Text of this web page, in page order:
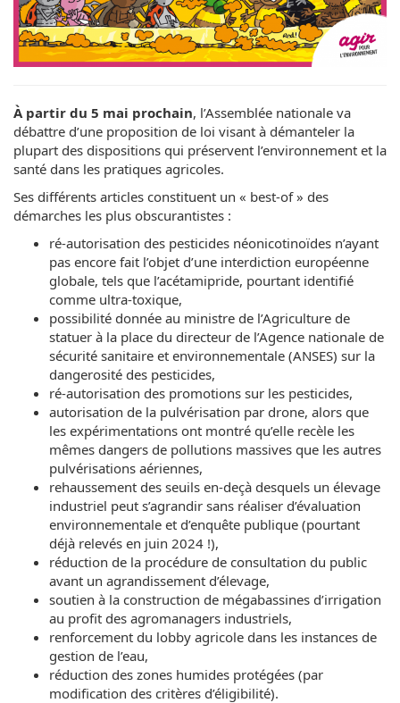
À partir du 5 mai prochain, l’Assemblée nationale va
débattre d’une proposition de loi visant à démanteler la
plupart des dispositions qui préservent l’environnement et la
santé dans les pratiques agricoles.
Ses différents articles constituent un « best-of » des
démarches les plus obscurantistes :
ré-autorisation des pesticides néonicotinoïdes n’ayant
pas encore fait l’objet d’une interdiction européenne
globale, tels que l’acétamipride, pourtant identifié
comme ultra-toxique,
possibilité donnée au ministre de l’Agriculture de
statuer à la place du directeur de l’Agence nationale de
sécurité sanitaire et environnementale (ANSES) sur la
dangerosité des pesticides,
ré-autorisation des promotions sur les pesticides,
autorisation de la pulvérisation par drone, alors que
les expérimentations ont montré qu’elle recèle les
mêmes dangers de pollutions massives que les autres
pulvérisations aériennes,
rehaussement des seuils en-deçà desquels un élevage
industriel peut s’agrandir sans réaliser d’évaluation
environnementale et d’enquête publique (pourtant
déjà relevés en juin 2024 !),
réduction de la procédure de consultation du public
avant un agrandissement d’élevage,
soutien à la construction de mégabassines d’irrigation
au profit des agromanagers industriels,
renforcement du lobby agricole dans les instances de
gestion de l’eau,
réduction des zones humides protégées (par
modification des critères d’éligibilité).